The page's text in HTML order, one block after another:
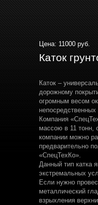
Цена: 11000 руб.
Каток
Каток –
дорожному
огромным весом
Компания
массою в 11 тонн,
компании можно
предварительно
«СпецТехКо».
Данный тип катка
экстремальных
Если нужно
металлический
взрыхления